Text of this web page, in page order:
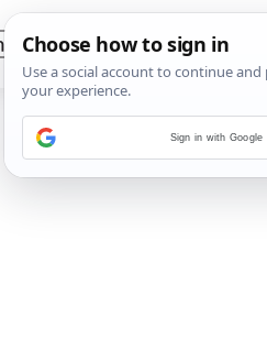
Sign in with Google